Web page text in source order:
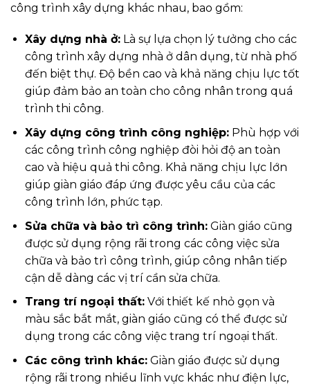
công trình xây dựng khác nhau, bao gồm:
Xây dựng nhà ở:Là sự lựa chọn lý tưởng cho các
công trình xây dựng nhà ở dân dụng, từ nhà phố
đến biệt thự. Độ bền cao và khả năng chịu lực tốt
giúp đảm bảo an toàn cho công nhân trong quá
trình thi công.
Xây dựng công trình công nghiệp:Phù hợp với
các công trình công nghiệp đòi hỏi độ an toàn
cao và hiệu quả thi công. Khả năng chịu lực lớn
giúp giàn giáo đáp ứng được yêu cầu của các
công trình lớn, phức tạp.
Sửa chữa và bảo trì công trình:Giàn giáo cũng
được sử dụng rộng rãi trong các công việc sửa
chữa và bảo trì công trình, giúp công nhân tiếp
cận dễ dàng các vị trí cần sửa chữa.
Trang trí ngoại thất:Với thiết kế nhỏ gọn và
màu sắc bắt mắt, giàn giáo cũng có thể được sử
dụng trong các công việc trang trí ngoại thất.
Các công trình khác:Giàn giáo được sử dụng
rộng rãi trong nhiều lĩnh vực khác như điện lực,